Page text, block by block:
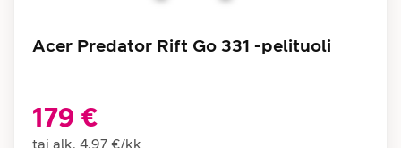
Acer Predator Rift Go 331 -pelituoli
179 €
tai alk. 4,97 €/kk